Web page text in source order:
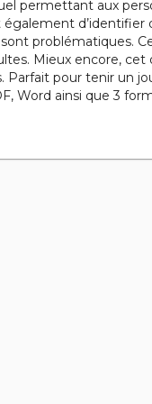
permettant aux
d’identifier
problématiques.
Mieux encore,
Parfait pour tenir un
Word ainsi que 3